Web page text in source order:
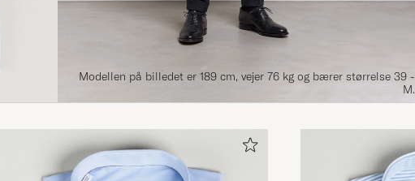
Modellen på billedet er 189 cm, vejer 76 kg og bærer størrelse 39 -
M.